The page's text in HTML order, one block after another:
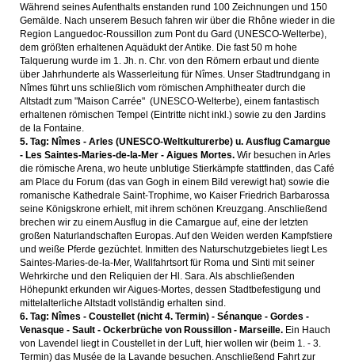
Während seines Aufenthalts enstanden rund 100 Zeichnungen und 150
Gemälde. Nach unserem Besuch fahren wir über die Rhône wieder in die
Region Languedoc-Roussillon zum Pont du Gard (UNESCO-Welterbe),
dem größten erhaltenen Aquädukt der Antike. Die fast 50 m hohe
Talquerung wurde im 1. Jh. n. Chr. von den Römern erbaut und diente
über Jahrhunderte als Wasserleitung für Nîmes. Unser Stadtrundgang in
Nîmes führt uns schließlich vom römischen Amphitheater durch die
Altstadt zum "Maison Carrée" (UNESCO-Welterbe), einem fantastisch
erhaltenen römischen Tempel (Eintritte nicht inkl.) sowie zu den Jardins
de la Fontaine.
5. Tag: Nîmes - Arles (UNESCO-Weltkulturerbe) u. Ausflug Camargue
- Les Saintes-Maries-de-la-Mer - Aigues Mortes. Wir besuchen in Arles
die römische Arena, wo heute unblutige Stierkämpfe stattfinden, das Café
am Place du Forum (das van Gogh in einem Bild verewigt hat) sowie die
romanische Kathedrale Saint-Trophime, wo Kaiser Friedrich Barbarossa
seine Königskrone erhielt, mit ihrem schönen Kreuzgang. Anschließend
brechen wir zu einem Ausflug in die Camargue auf, eine der letzten
großen Naturlandschaften Europas. Auf den Weiden werden Kampfstiere
und weiße Pferde gezüchtet. Inmitten des Naturschutzgebietes liegt Les
Saintes-Maries-de-la-Mer, Wallfahrtsort für Roma und Sinti mit seiner
Wehrkirche und den Reliquien der Hl. Sara. Als abschließenden
Höhepunkt erkunden wir Aigues-Mortes, dessen Stadtbefestigung und
mittelalterliche Altstadt vollständig erhalten sind.
6. Tag: Nîmes - Coustellet (nicht 4. Termin) - Sénanque - Gordes -
Venasque - Sault - Ockerbrüche von Roussillon - Marseille. Ein Hauch
von Lavendel liegt in Coustellet in der Luft, hier wollen wir (beim 1. - 3.
Termin) das Musée de la Lavande besuchen. Anschließend Fahrt zur